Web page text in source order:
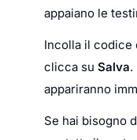
appaiano le
Incolla il codice
clicca su Salva.
appariranno
Se hai bisogno